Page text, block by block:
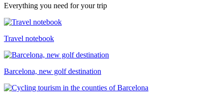
Everything you need for your trip
Travel notebook
Barcelona, new golf destination